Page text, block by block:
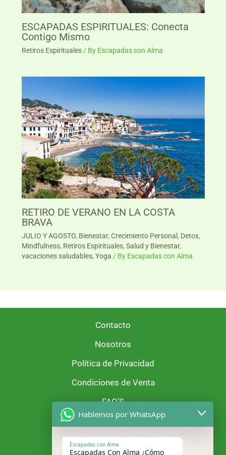
ESCAPADAS ESPIRITUALES: Conecta
Contigo Mismo
Retiros Espirituales/ By Escapadas con Alma
RETIRO DE VERANO EN LA COSTA
BRAVA
JULIO Y AGOSTO, Bienestar, Crecimiento Personal, Detox,
Mindfulness, Retiros Espirituales, Salud y Bienestar,
vacaciones saludables, Yoga / By Escapadas con Alma
Contacto
Nosotros
Política de Privacidad
Condiciones de Venta
FAQ’S
Hablemos por WhatsApp
Escapadas con Alma
Escapadas Con Alma ¿Cómo